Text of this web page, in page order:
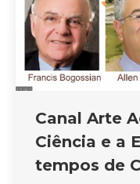
Canal Arte
Ciência e a
tempos de